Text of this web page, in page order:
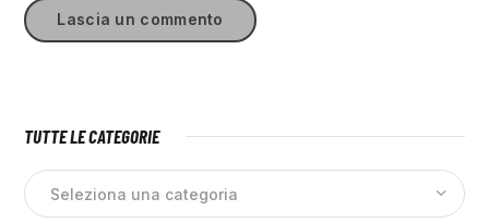
TUTTE LE CATEGORIE